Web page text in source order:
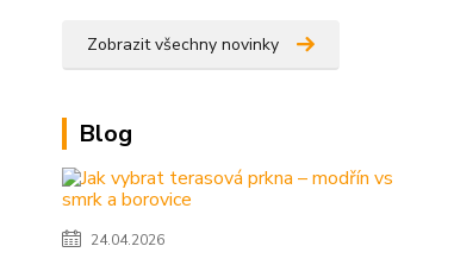
Zobrazit všechny novinky
Blog
24.04.2026